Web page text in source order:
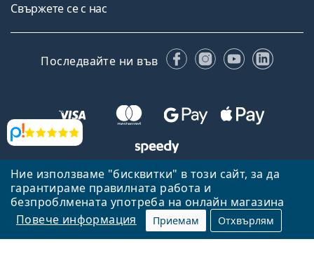
Ние използваме "бисквитки" в този сайт, за да
гарантираме правилната работа и
безпроблмената употреба на онлайн магазина
Повече информация
Приемам Отхвърлям
Прегледи
Свържете се с нас
Последвайте ни във FacebookInstagram
YouTube
Назад към началната страница
Нагоре
Lentiamo.bg е собственост и се управлява от Lentiamo s.r.o.,
Република Чехия
Тук сме за вас в продължение на 18 години.